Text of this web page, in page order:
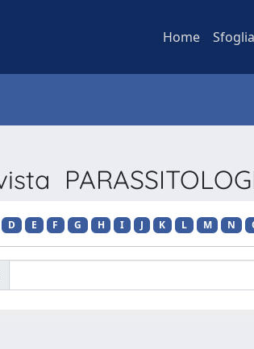
Home Sfoglia
D E F G H I J K L M N